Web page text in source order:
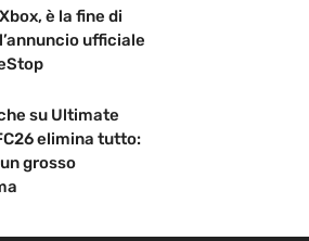
è la fine di
ufficiale
su Ultimate
elimina tutto:
grosso